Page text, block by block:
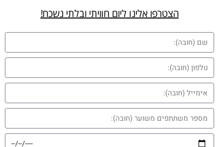
הצטרפו אלינו ליום חוויתי ובלתי נשכח!